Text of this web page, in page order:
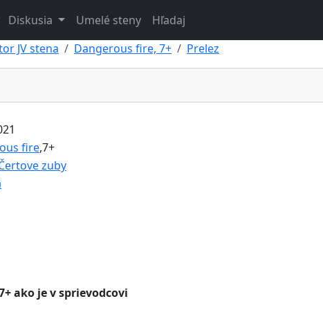
Diskusia Umelé steny Hľadaj
JV stena Dangerous fire, 7+ Prelez
fire,7+
zuby
ako je v sprievodcovi